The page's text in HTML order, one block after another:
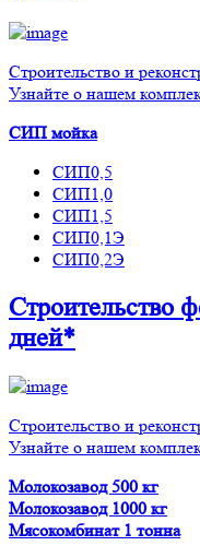
Строительство и
Узнайте о нашем
СИП мойка
СИП0,5
СИП1,0
СИП1,5
СИП0,1Э
СИП0,2Э
Строительство
дней*
Строительство и
Узнайте о нашем
Молокозавод 500 кг
Молокозавод 1000 кг
Мясокомбинат 1 тонна